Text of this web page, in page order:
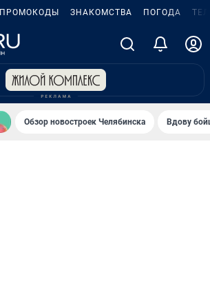
ПРОМОКОДЫ ЗНАКОМСТВА ПОГОДА
Обзор новостроек Челябинска Вдову